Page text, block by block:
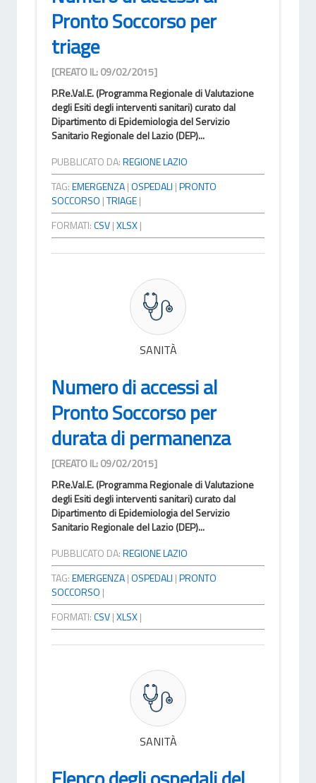
Pronto Soccorso per
triage
[CREATO IL: 09/02/2015]
P.Re.Val.E. (Programma Regionale di Valutazione
degli Esiti degli interventi sanitari) curato dal
Dipartimento di Epidemiologia del Servizio
Sanitario Regionale del Lazio (DEP)...
PUBBLICATO DA:REGIONE LAZIO
TAG:EMERGENZA|OSPEDALI |PRONTO
SOCCORSO |TRIAGE|
FORMATI:CSV|XLSX|
SANITÀ
Numero di accessi al
Pronto Soccorso per
durata di permanenza
[CREATO IL: 09/02/2015]
P.Re.Val.E. (Programma Regionale di Valutazione
degli Esiti degli interventi sanitari) curato dal
Dipartimento di Epidemiologia del Servizio
Sanitario Regionale del Lazio (DEP)...
PUBBLICATO DA:REGIONE LAZIO
TAG:EMERGENZA|OSPEDALI |PRONTO
SOCCORSO |
FORMATI:CSV|XLSX|
SANITÀ